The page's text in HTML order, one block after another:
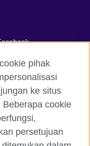
TikTok
pihak
ke situs
cookie
persetujuan